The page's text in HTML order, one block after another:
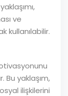
ve
kullanılabilir.
Bu yaklaşım,
ilişkilerini